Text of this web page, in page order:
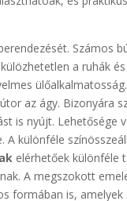
Számos
a ruhák
az ágy. Bizonyára
is nyújt. Lehetősége
különféle
elérhetőek különféle
A megszokott
formában is,